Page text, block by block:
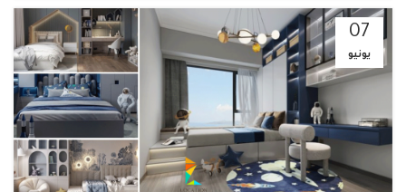
07
يونيو